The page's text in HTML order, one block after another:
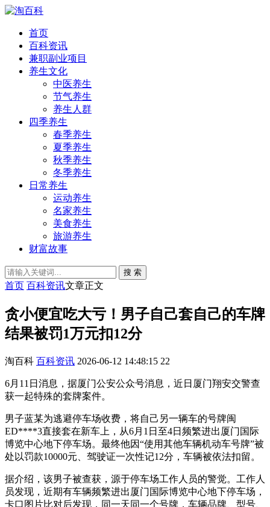
首页
百科资讯
兼职副业项目
养生文化
中医养生
节气养生
养生人群
四季养生
春季养生
夏季养生
秋季养生
冬季养生
日常养生
运动养生
名家养生
美食养生
旅游养生
财富故事
搜 索
首页 百科资讯文章正文
贪小便宜吃大亏！男子自己套自己的车牌
结果被罚1万元扣12分
淘百科 百科资讯 2026-06-12 14:48:15 22
6月11日消息，据厦门公安公众号消息，近日厦门翔安交警查
获一起特殊的套牌案件。
男子蓝某为逃避停车场收费，将自己另一辆车的号牌闽
ED****3直接套在新车上，从6月1日至4日频繁进出厦门国际
博览中心地下停车场。最终他因“使用其他车辆机动车号牌”被
处以罚款10000元、驾驶证一次性记12分，车辆被依法扣留。
据介绍，该男子被查获，源于停车场工作人员的警觉。工作人
员发现，近期有车辆频繁进出厦门国际博览中心地下停车场，
卡口图片比对后发现，同一天同一个号牌，车辆品牌、型号、